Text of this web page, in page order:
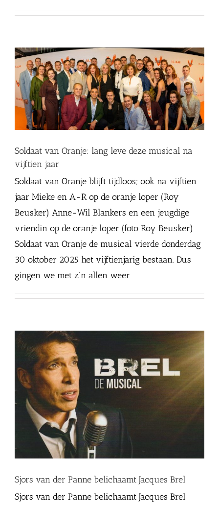
Soldaat van Oranje: lang leve deze musical na
vijftien jaar
Soldaat van Oranje blijft tijdloos; ook na vijftien
jaar Mieke en A-R op de oranje loper (Roy
Beusker) Anne-Wil Blankers en een jeugdige
vriendin op de oranje loper (foto Roy Beusker)
Soldaat van Oranje de musical vierde donderdag
30 oktober 2025 het vijftienjarig bestaan. Dus
gingen we met z’n allen weer
Sjors van der Panne belichaamt Jacques Brel
Sjors van der Panne belichaamt Jacques Brel